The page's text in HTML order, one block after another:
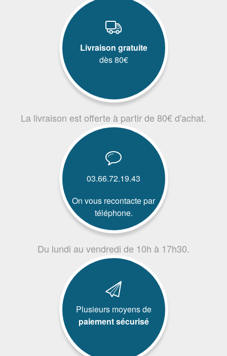
Livraison gratuite
dès 80€
La livraison est offerte à partir de 80€ d'achat.
03.66.72.19.43
On vous recontacte par
téléphone.
Du lundi au vendredi de 10h à 17h30.
Plusieurs moyens de
paiement sécurisé